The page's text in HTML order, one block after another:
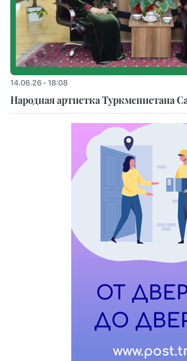
14.06.26 - 18:08
Народная артистка Туркменистана